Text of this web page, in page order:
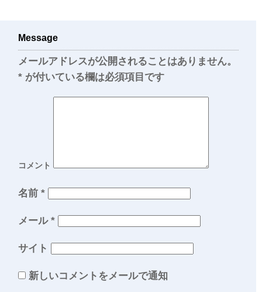
Message
メールアドレスが公開されることはありません。
* が付いている欄は必須項目です
コメント
名前 *
メール *
サイト
新しいコメントをメールで通知